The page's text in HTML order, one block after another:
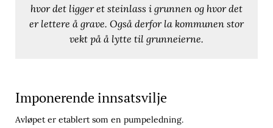
hvor det ligger et steinlass i grunnen og hvor det
er lettere å grave. Også derfor la kommunen stor
vekt på å lytte til grunneierne.
Imponerende innsatsvilje
Avløpet er etablert som en pumpeledning.